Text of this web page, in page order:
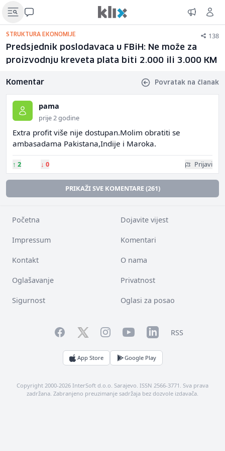
STRUKTURA EKONOMIJE 138
Predsjednik poslodavaca u FBiH: Ne može za
proizvodnju kreveta plata biti 2.000 ili 3.000 KM
Komentar Povratak na članak
pama
prije 2 godine
Extra profit više nije dostupan.Molim obratiti se
ambasadama Pakistana,Indije i Maroka.
↑ 2 ↓ 0 Prijavi
PRIKAŽI SVE KOMENTARE (261)
Početna Dojavite vijest
Impressum Komentari
Kontakt O nama
Oglašavanje Privatnost
Sigurnost Oglasi za posao
FacebookTwitterInstagramYouTubeLinkedInRSS
App Store Google Play
Copyright 2000-2026 InterSoft d.o.o. Sarajevo. ISSN 2566-3771. Sva prava
zadržana. Zabranjeno preuzimanje sadržaja bez dozvole izdavača.